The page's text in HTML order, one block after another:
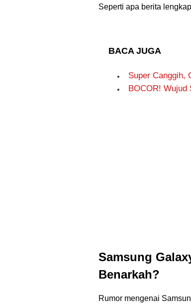
Seperti apa berita
BACA JUGA
Super Canggih,
BOCOR! Wujud
Samsung
Benarkah?
Rumor mengenai